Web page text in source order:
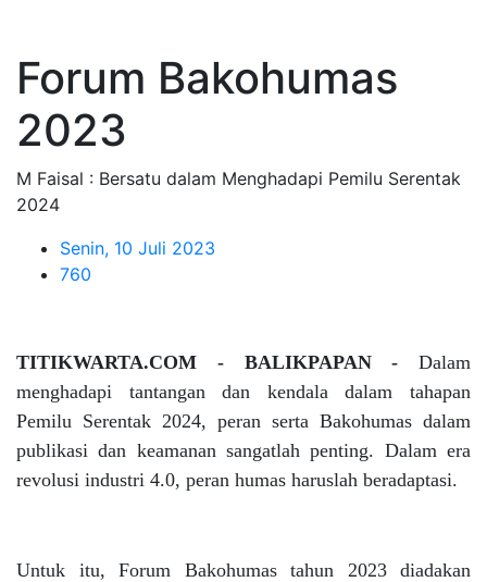
Forum Bakohumas
2023
M Faisal : Bersatu dalam Menghadapi Pemilu Serentak
2024
Senin, 10 Juli 2023
760
TITIKWARTA.COM - BALIKPAPAN - Dalam
menghadapi tantangan dan kendala dalam tahapan
Pemilu Serentak 2024, peran serta Bakohumas dalam
publikasi dan keamanan sangatlah penting. Dalam era
revolusi industri 4.0, peran humas haruslah beradaptasi.
Untuk itu, Forum Bakohumas tahun 2023 diadakan